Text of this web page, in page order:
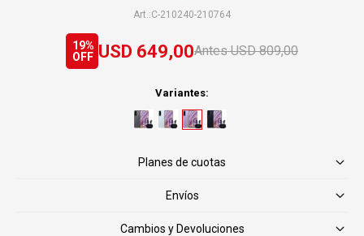
C-210240-210764
USD 649,00 USD 809,00
19
Variantes:
Planes de cuotas
Envíos
Cambios y Devoluciones